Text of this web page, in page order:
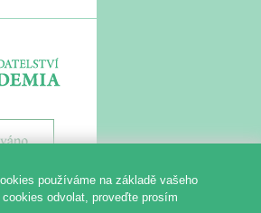
používáme na základě vašeho
odvolat, proveďte prosím